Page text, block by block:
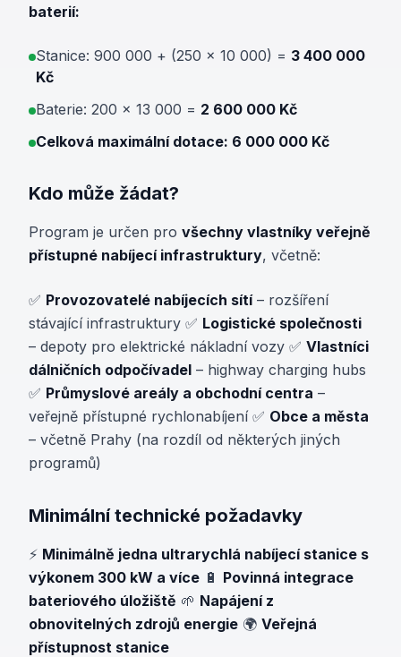
baterií:
Stanice: 900 000 + (250 × 10 000) = 3 400 000
Kč
Baterie: 200 × 13 000 = 2 600 000 Kč
Celková maximální dotace: 6 000 000 Kč
Kdo může žádat?
Program je určen pro všechny vlastníky veřejně
přístupné nabíjecí infrastruktury, včetně:
✅ Provozovatelé nabíjecích sítí– rozšíření
stávající infrastruktury ✅ Logistické společnosti
– depoty pro elektrické nákladní vozy ✅ Vlastníci
dálničních odpočívadel – highway charging hubs
✅ Průmyslové areály a obchodní centra –
veřejně přístupné rychlonabíjení ✅ Obce a města
– včetně Prahy (na rozdíl od některých jiných
programů)
Minimální technické požadavky
⚡ Minimálně jedna ultrarychlá nabíjecí stanice s
výkonem 300 kW a více 🔋 Povinná integrace
bateriového úložiště 🌱 Napájení z
obnovitelných zdrojů energie 🌍 Veřejná
přístupnost stanice